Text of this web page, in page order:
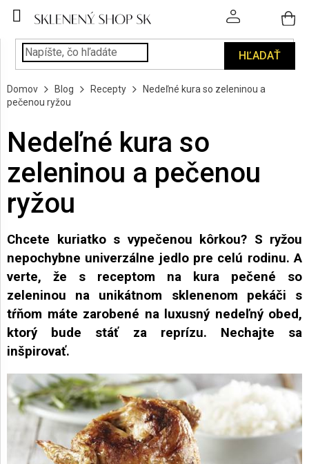
HĽADAŤ
POHÁRE
PODÁVANIE
NÁPOJOV
KUCHYŇA
INTERIÉR
PERSONALIZOVANÉ
DARČEKY
PIESKOVANIE
SKLA
ZNAČKY
AKCIE
A
NOVINKY
Prihlásenie
Domov Blog Recepty
Nedeľné kura so zeleninou a
pečenou ryžou
Nedeľné kura so
zeleninou a pečenou
ryžou
Chcete kuriatko s vypečenou kôrkou? S ryžou
nepochybne univerzálne jedlo pre celú rodinu. A
verte, že s receptom na kura pečené so
zeleninou na unikátnom sklenenom pekáči s
tŕňom máte zarobené na luxusný nedeľný obed,
ktorý bude stáť za reprízu. Nechajte sa
inšpirovať.